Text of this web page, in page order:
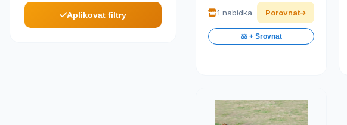
Aplikovat filtry 1 nabídka Porovnat
⚖️ + Srovnat